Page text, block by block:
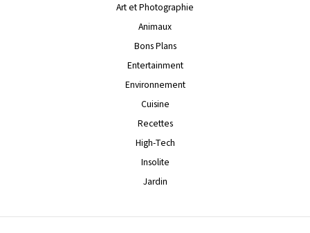
Art et Photographie
Animaux
Bons Plans
Entertainment
Environnement
Cuisine
Recettes
High-Tech
Insolite
Jardin